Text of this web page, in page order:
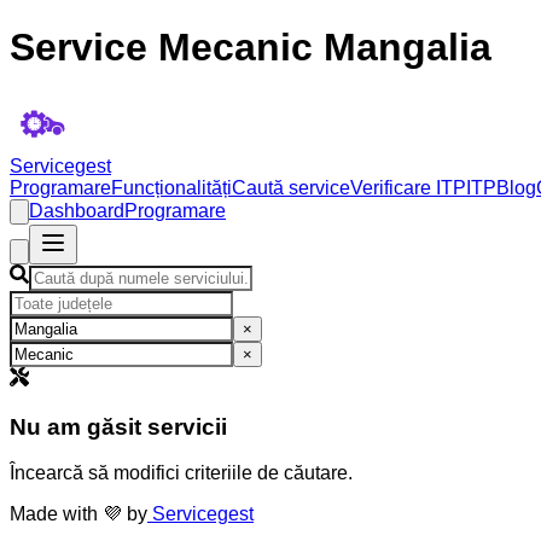
Service Mecanic Mangalia
Servicegest
ProgramareFuncționalitățiCaută serviceVerificare ITP ITPBlog
Dashboard Programare
×
×
Nu am găsit servicii
Încearcă să modifici criteriile de căutare.
Made with 💜 by Servicegest